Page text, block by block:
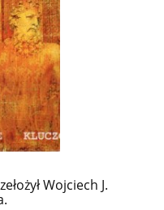
Wojciech J.